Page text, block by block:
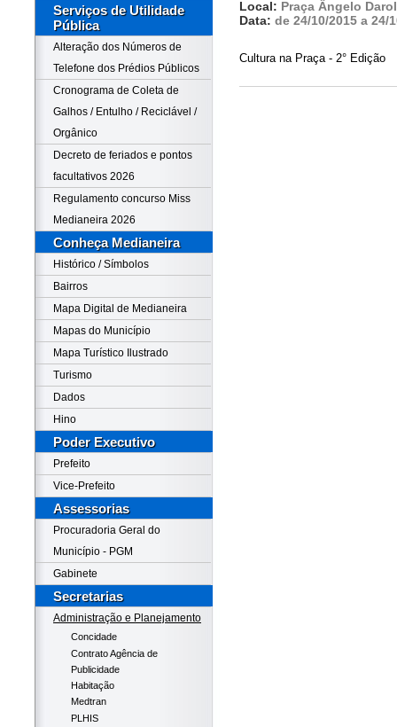
Serviços de Utilidade
Pública
Alteração dos Números de
Telefone dos Prédios Públicos
Cronograma de Coleta de
Galhos / Entulho / Reciclável /
Orgânico
Decreto de feriados e pontos
facultativos 2026
Regulamento concurso Miss
Medianeira 2026
Conheça Medianeira
Histórico / Símbolos
Bairros
Mapa Digital de Medianeira
Mapas do Município
Mapa Turístico Ilustrado
Turismo
Dados
Hino
Poder Executivo
Prefeito
Vice-Prefeito
Assessorias
Procuradoria Geral do
Município - PGM
Gabinete
Secretarias
Administração e Planejamento
Concidade
Contrato Agência de
Publicidade
Habitação
Medtran
PLHIS
Local: Praça Ângelo
Data: de 24/10/2015 a 24/
Cultura na Praça - 2° Edição